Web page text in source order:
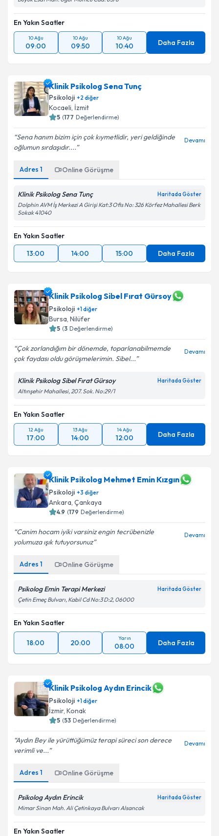
En Yakın Saatler
10 Ağu
09:00
10 Ağu
09:50
10 Ağu
10:40 Daha Fazla
Klinik Psikolog Sena Tunç
Psikoloji +2 diğer
Kocaeli, İzmit
5 (177 Değerlendirme)
Sena hanım bizim için çok kıymetlidir, yeri geldiğinde
oğlumun sırdaşıdır....
Devamı
Adres 1 Online Görüşme
Klinik Psikolog Sena Tunç Haritada Göster
Dolphin AVM İş Merkezi A Girişi Kat:3 Ofis No: 326 Körfez Mahallesi Berk
Sokak 41040
En Yakın Saatler
13:00
14:00 15:00 Daha Fazla
Klinik Psikolog Sibel Fırat Gürsoy
Psikoloji +1diğer
Bursa, Nilüfer
5 (3 Değerlendirme)
Çok zorlandığım bir dönemde, toparlanabilmemde
çok faydası oldu görüşmelerimin. Sibel...
Devamı
Klinik Psikolog Sibel Fırat Gürsoy Haritada Göster
Altınşehir Mahallesi, 207. Sok. No:29/1
En Yakın Saatler
12 Ağu
17:00
13 Ağu
14:00
14 Ağu
12:00 Daha Fazla
Klinik Psikolog Mehmet Emin Kızgın
Psikoloji +3 diğer
Ankara, Çankaya
4.9 (179 Değerlendirme)
Canim hocam iyiki varsiniz engin tecrübenizle
yolumuza ışık tutuyorsunuz
Devamı
Adres 1 Online Görüşme
Psikolog Emin Terapi Merkezi Haritada Göster
Çetin Emeç Bulvarı, Kabil Cd No:3 D:2, 06000
En Yakın Saatler
18:00 20:00
Yarın
08:00 Daha Fazla
Klinik Psikolog Aydın Erincik
Psikoloji +1diğer
İzmir, Konak
5 (53 Değerlendirme)
Aydın Bey ile yürüttüğümüz terapi süreci son derece
verimli ve...
Devamı
Adres 1 Online Görüşme
Psikolog Aydın Erincik Haritada Göster
Mimar Sinan Mah. Ali Çetinkaya Bulvarı Alsancak
En Yakın Saatler